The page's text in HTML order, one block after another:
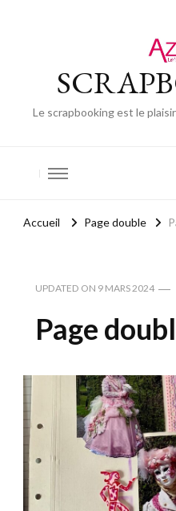
Le scrapbooking est le
Accueil Page double
UPDATED ON 9 MARS 2024
Page